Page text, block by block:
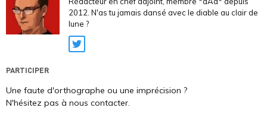
2012. N'as tu jamais dansé avec le diable au clair de
lune ?
Twitter
PARTICIPER
Une faute d'orthographe ou une imprécision ?
N'hésitez pas à nous contacter.